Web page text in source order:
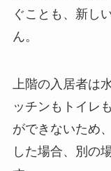
ぐことも、新し
ん。
上階の入居者は
ッチンもトイレ
ができないため
した場合、別の